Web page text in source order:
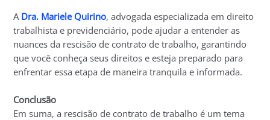
A Dra. Mariele Quirino, advogada especializada em direito
trabalhista e previdenciário, pode ajudar a entender as
nuances da rescisão de contrato de trabalho, garantindo
que você conheça seus direitos e esteja preparado para
enfrentar essa etapa de maneira tranquila e informada.
Conclusão
Em suma, a rescisão de contrato de trabalho é um tema